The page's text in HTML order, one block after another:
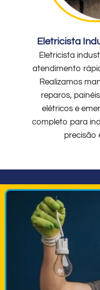
Eletricista
Eletricista
atendimento
Realizamos
reparos,
elétricos e
completo para
precisão